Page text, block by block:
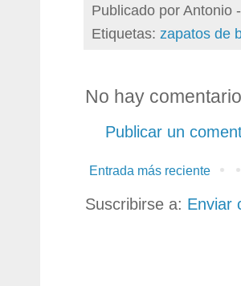
Publicado porAntonio
Etiquetas: zapatos de
No hay
Publicar un
Entrada más reciente
Suscribirse a: Enviar